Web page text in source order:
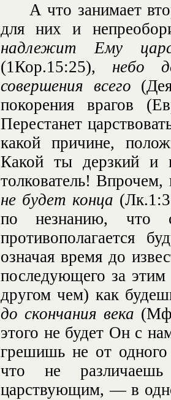
А что занимает
для них и
надлежит Ему
(1Кор.15:25), небо
совершения всего
покорения врагов
Перестанет
какой причине,
Какой ты дерзкий и
толкователь!
не будет конца
по незнанию, что
противополагается
означая время до
последующего за
другом чем) как
до скончания века
этого не будет Он с
грешишь не от одного
что не
царствующим, — в